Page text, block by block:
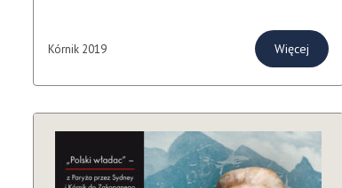
Kórnik 2019 Więcej